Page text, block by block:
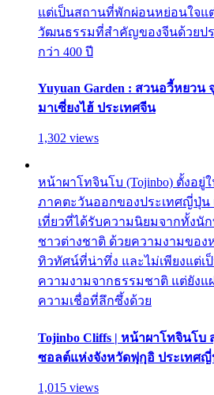
แต่เป็นสถานที่พักผ่อนหย่อนใจแ
วัฒนธรรมที่สำคัญของจีนด้วยป
กว่า 400 ปี
Yuyuan Garden : สวนอวี้หยวน
มาเซี่ยงไฮ้ ประเทศจีน
1,302 views
หน้าผาโทจินโบ (Tojinbo) ตั้งอยู่
ภาคตะวันออกของประเทศญี่ปุ่น
เที่ยวที่ได้รับความนิยมจากทั้งนั
ชาวต่างชาติ ด้วยความงามของ
ทิวทัศน์ที่น่าทึ่ง และไม่เพียงแต่เ
ความงามจากธรรมชาติ แต่ยังแ
ความเชื่อที่ลึกซึ้งด้วย
Tojinbo Cliffs | หน้าผาโทจินโ
ซอลต์แห่งจังหวัดฟุกุอิ ประเทศ
1,015 views